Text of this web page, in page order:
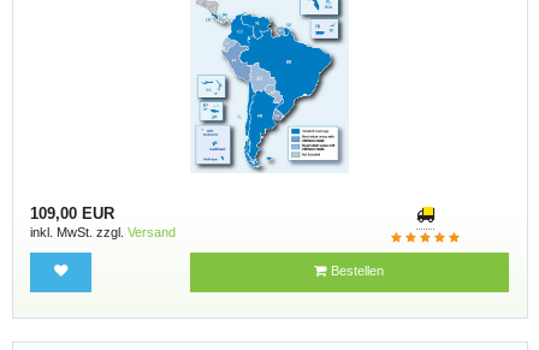
109,00 EUR
inkl. MwSt. zzgl. Versand
Bestellen